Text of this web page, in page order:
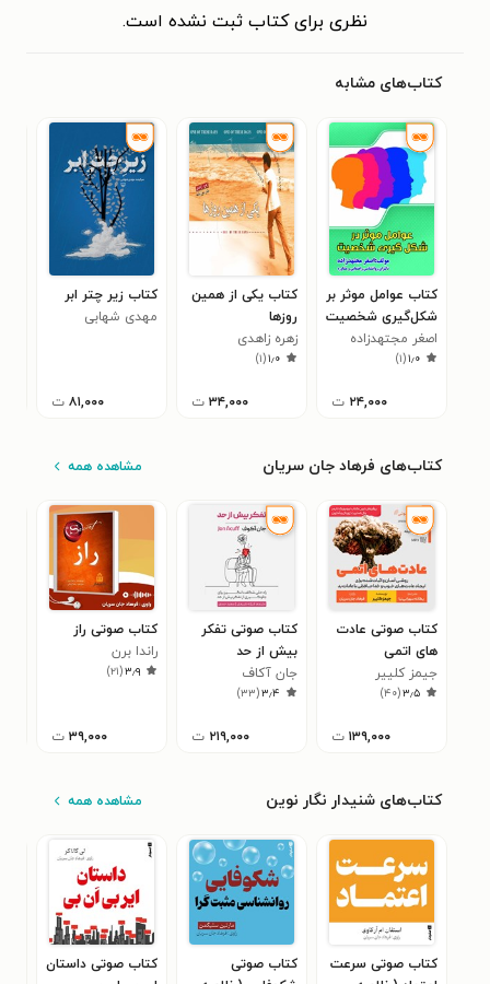
نظری برای کتاب ثبت نشده است.
کتاب‌های مشابه
کتاب عوامل موثر بر
شکل‌گیری شخصیت
اصغر مجتهدزاده
۱٫۰(۱)
۲۴,۰۰۰ ت
کتاب یکی از همین
روزها
زهره زاهدی
۱٫۰(۱)
۳۴,۰۰۰ ت
کتاب زیر چتر ابر
مهدی شهابی
۸۱,۰۰۰ ت
کتاب‌های فرهاد جان سریان مشاهده همه
کتاب صوتی عادت
های اتمی
جیمز کلییر
۳٫۵(۴۰)
۱۳۹,۰۰۰ ت
کتاب صوتی تفکر
بیش از حد
جان آکاف
۳٫۴(۳۳)
۲۱۹,۰۰۰ ت
کتاب صوتی راز
راندا برن
۳٫۹(۲۱)
۳۹,۰۰۰ ت
کتاب‌های شنیدار نگار نوین مشاهده همه
کتاب صوتی سرعت
کتاب صوتی
کتاب صوتی داستان